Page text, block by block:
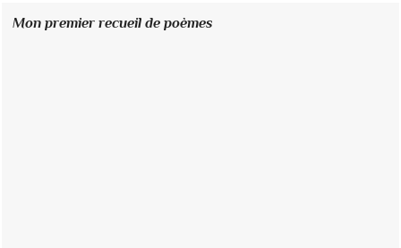
Mon premier recueil de poèmes